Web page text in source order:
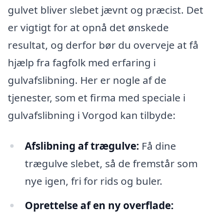
gulvet bliver slebet jævnt og præcist. Det
er vigtigt for at opnå det ønskede
resultat, og derfor bør du overveje at få
hjælp fra fagfolk med erfaring i
gulvafslibning. Her er nogle af de
tjenester, som et firma med speciale i
gulvafslibning i Vorgod kan tilbyde:
Afslibning af trægulve: Få dine
trægulve slebet, så de fremstår som
nye igen, fri for rids og buler.
Oprettelse af en ny overflade: